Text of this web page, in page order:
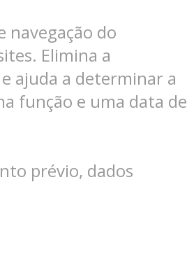
navegação do
Elimina a
ajuda a determinar a
função e uma data de
prévio, dados